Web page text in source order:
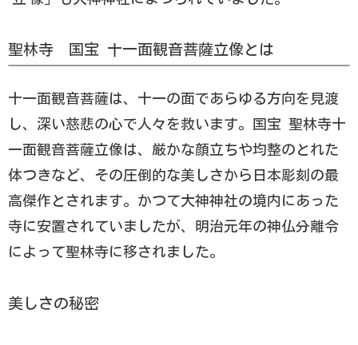
聖林寺 国宝 十一面観音菩薩立像とは
十一面観音菩薩は、十一の面であらゆる方向を見渡
し、深い慈悲の心で人々を救います。国宝 聖林寺十
一面観音菩薩立像は、厳かな顔立ちや均整のとれた
体つきなど、その圧倒的な美しさから日本彫刻の最
高傑作とされます。かつて大神神社の境内にあった
寺に安置されていましたが、明治元年の神仏分離令
によって聖林寺に移されました。
美しさの秘密